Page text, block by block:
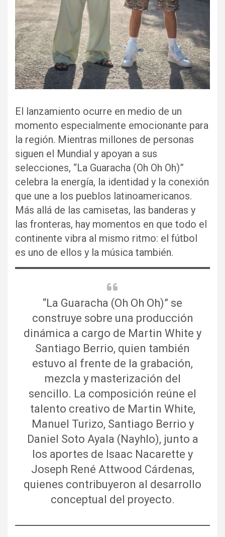
El lanzamiento ocurre en medio de un
momento especialmente emocionante para
la región. Mientras millones de personas
siguen el Mundial y apoyan a sus
selecciones, “La Guaracha (Oh Oh Oh)”
celebra la energía, la identidad y la conexión
que une a los pueblos latinoamericanos.
Más allá de las camisetas, las banderas y
las fronteras, hay momentos en que todo el
continente vibra al mismo ritmo: el fútbol
es uno de ellos y la música también.
“La Guaracha (Oh Oh Oh)” se
construye sobre una producción
dinámica a cargo de Martin White y
Santiago Berrio, quien también
estuvo al frente de la grabación,
mezcla y masterización del
sencillo. La composición reúne el
talento creativo de Martin White,
Manuel Turizo, Santiago Berrio y
Daniel Soto Ayala (Nayhlo), junto a
los aportes de Isaac Nacarette y
Joseph René Attwood Cárdenas,
quienes contribuyeron al desarrollo
conceptual del proyecto.